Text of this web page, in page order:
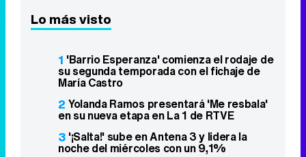
Lo más visto
1 'Barrio Esperanza' comienza el rodaje de
su segunda temporada con el fichaje de
María Castro
2 Yolanda Ramos presentará 'Me resbala'
en su nueva etapa en La 1 de RTVE
3 '¡Salta!' sube en Antena 3 y lidera la
noche del miércoles con un 9,1%